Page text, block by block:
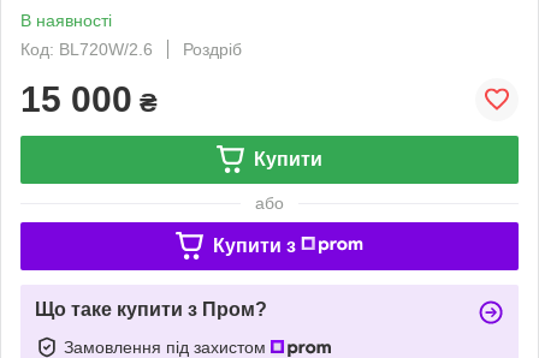
В наявності
Код: BL720W/2.6
Роздріб
15 000 ₴
Купити
або
Купити з
Що таке купити з Пром?
Замовлення під захистом